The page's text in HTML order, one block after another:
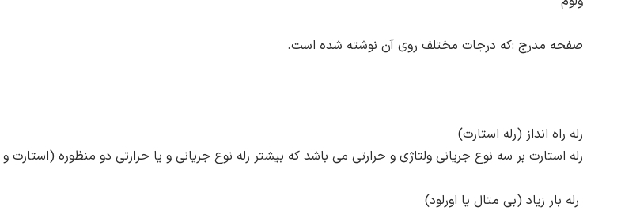
صفحه مدرج :که درجات مختلف روی آن نوشته شده است.
رله راه انداز (رله استارت)
رله استارت بر سه نوع جریانی ولتاژی و حرارتی می باشد که بیشتر رله نوع جریانی و یا حرارتی دو منظوره (استارت
رله بار زیاد (بی متال یا اورلود)